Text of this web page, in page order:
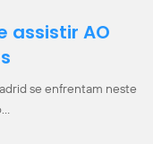
assistir AO
se enfrentam neste